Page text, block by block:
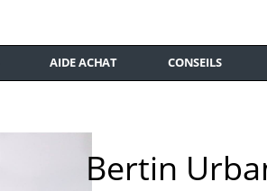
AIDE ACHAT CONSEILS
Bertin